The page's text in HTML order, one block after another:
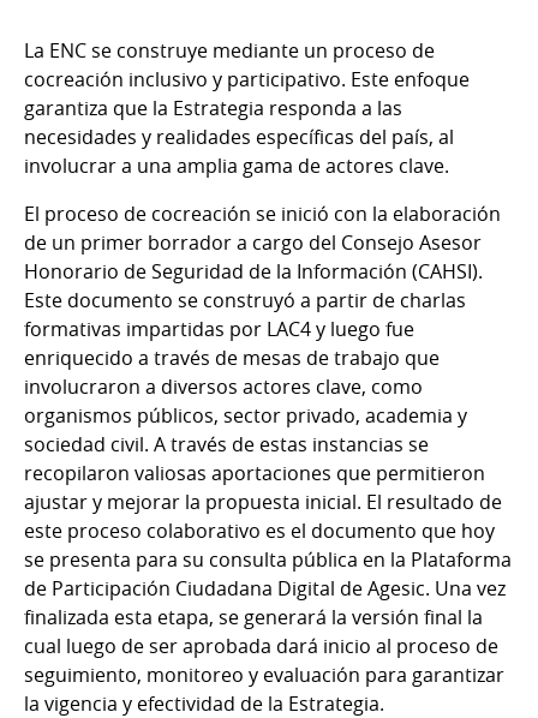
La ENC se construye mediante un proceso de
cocreación inclusivo y participativo. Este enfoque
garantiza que la Estrategia responda a las
necesidades y realidades específicas del país, al
involucrar a una amplia gama de actores clave.
El proceso de cocreación se inició con la elaboración
de un primer borrador a cargo del Consejo Asesor
Honorario de Seguridad de la Información (CAHSI).
Este documento se construyó a partir de charlas
formativas impartidas por LAC4 y luego fue
enriquecido a través de mesas de trabajo que
involucraron a diversos actores clave, como
organismos públicos, sector privado, academia y
sociedad civil. A través de estas instancias se
recopilaron valiosas aportaciones que permitieron
ajustar y mejorar la propuesta inicial. El resultado de
este proceso colaborativo es el documento que hoy
se presenta para su consulta pública en la Plataforma
de Participación Ciudadana Digital de Agesic. Una vez
finalizada esta etapa, se generará la versión final la
cual luego de ser aprobada dará inicio al proceso de
seguimiento, monitoreo y evaluación para garantizar
la vigencia y efectividad de la Estrategia.